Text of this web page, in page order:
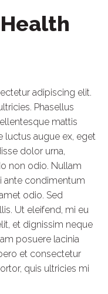
adipiscing elit.
Phasellus
mattis
luctus augue ex, eget
dolor urna,
non odio. Nullam
ante condimentum
odio. Sed
Ut eleifend, mi eu
et dignissim neque
posuere lacinia
et consectetur
quis ultricies mi